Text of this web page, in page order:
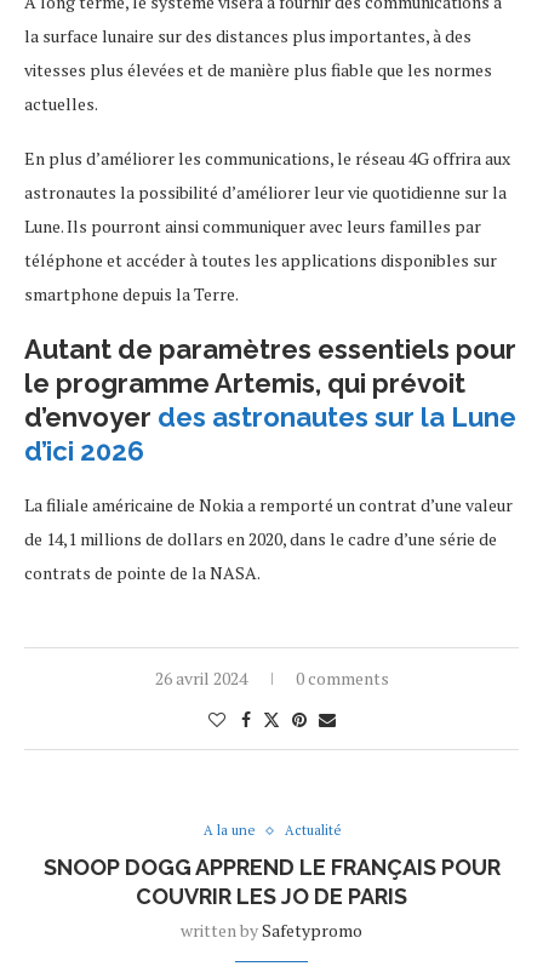
la surface lunaire sur des distances plus importantes, à des
vitesses plus élevées et de manière plus fiable que les normes
actuelles.
En plus d’améliorer les communications, le réseau 4G offrira aux
astronautes la possibilité d’améliorer leur vie quotidienne sur la
Lune. Ils pourront ainsi communiquer avec leurs familles par
téléphone et accéder à toutes les applications disponibles sur
smartphone depuis la Terre.
Autant de paramètres essentiels pour
le programme Artemis, qui prévoit
d’envoyer des astronautes sur la Lune
d’ici 2026
La filiale américaine de Nokia a remporté un contrat d’une valeur
de 14,1 millions de dollars en 2020, dans le cadre d’une série de
contrats de pointe de la NASA.
26 avril 2024 0 comments
A la une Actualité
SNOOP DOGG APPREND LE FRANÇAIS POUR
COUVRIR LES JO DE PARIS
written bySafetypromo